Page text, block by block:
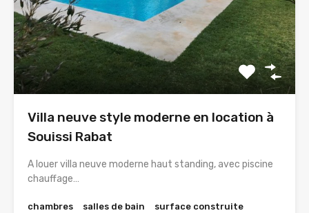
Villa neuve style moderne en location à
Souissi Rabat
A louer villa neuve moderne haut standing, avec piscine
chauffage…
chambres
salles de bain
surface construite